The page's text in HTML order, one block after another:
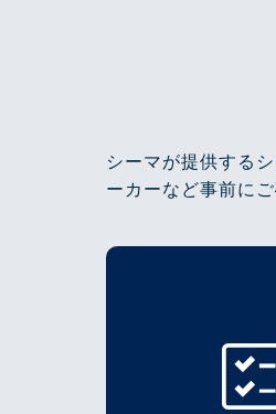
シーマが提供する
ーカーなど事前にご